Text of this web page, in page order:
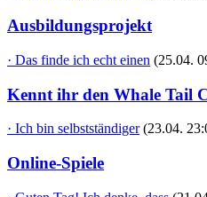
Ausbildungsprojekt
· Das finde ich echt einen (25.04.
Kennt ihr den Whale Tail
· Ich bin selbstständiger (23.04.
Online-Spiele